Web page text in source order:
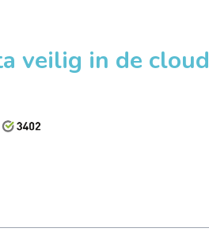
veilig in de cloud